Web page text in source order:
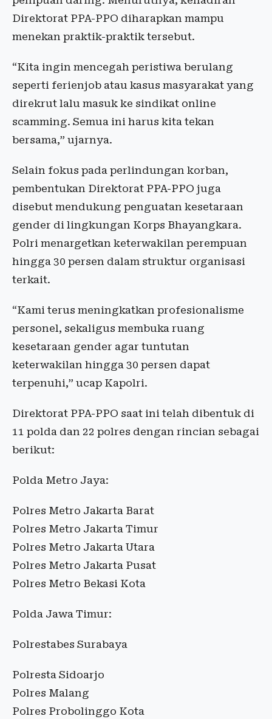
Direktorat PPA-PPO diharapkan mampu
menekan praktik-praktik tersebut.
“Kita ingin mencegah peristiwa berulang
seperti ferienjob atau kasus masyarakat yang
direkrut lalu masuk ke sindikat online
scamming. Semua ini harus kita tekan
bersama,” ujarnya.
Selain fokus pada perlindungan korban,
pembentukan Direktorat PPA-PPO juga
disebut mendukung penguatan kesetaraan
gender di lingkungan Korps Bhayangkara.
Polri menargetkan keterwakilan perempuan
hingga 30 persen dalam struktur organisasi
terkait.
“Kami terus meningkatkan profesionalisme
personel, sekaligus membuka ruang
kesetaraan gender agar tuntutan
keterwakilan hingga 30 persen dapat
terpenuhi,” ucap Kapolri.
Direktorat PPA-PPO saat ini telah dibentuk di
11 polda dan 22 polres dengan rincian sebagai
berikut:
Polda Metro Jaya:
Polres Metro Jakarta Barat
Polres Metro Jakarta Timur
Polres Metro Jakarta Utara
Polres Metro Jakarta Pusat
Polres Metro Bekasi Kota
Polda Jawa Timur:
Polrestabes Surabaya
Polresta Sidoarjo
Polres Malang
Polres Probolinggo Kota